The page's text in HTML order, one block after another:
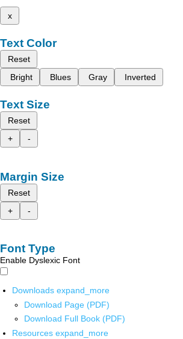
x
Text Color
Reset
Bright
Blues Gray Inverted
Text Size
Reset
+
-
Margin Size
Reset
+
-
Font Type
Enable Dyslexic Font
Downloads expand_more
Download Page (PDF)
Download Full Book (PDF)
Resources expand_more